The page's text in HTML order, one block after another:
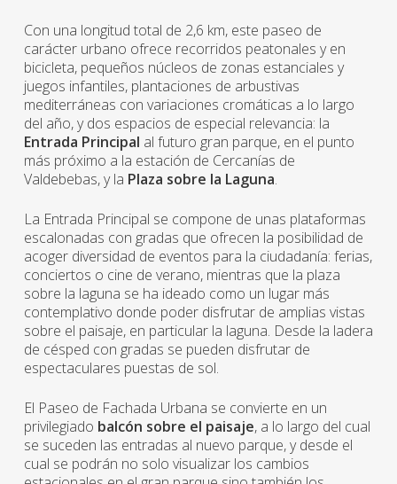
Con una longitud total de 2,6 km, este paseo de
carácter urbano ofrece recorridos peatonales y en
bicicleta, pequeños núcleos de zonas estanciales y
juegos infantiles, plantaciones de arbustivas
mediterráneas con variaciones cromáticas a lo largo
del año, y dos espacios de especial relevancia: la
Entrada Principal al futuro gran parque, en el punto
más próximo a la estación de Cercanías de
Valdebebas, y la Plaza sobre la Laguna.
La Entrada Principal se compone de unas plataformas
escalonadas con gradas que ofrecen la posibilidad de
acoger diversidad de eventos para la ciudadanía: ferias,
conciertos o cine de verano, mientras que la plaza
sobre la laguna se ha ideado como un lugar más
contemplativo donde poder disfrutar de amplias vistas
sobre el paisaje, en particular la laguna. Desde la ladera
de césped con gradas se pueden disfrutar de
espectaculares puestas de sol.
El Paseo de Fachada Urbana se convierte en un
privilegiado balcón sobre el paisaje, a lo largo del cual
se suceden las entradas al nuevo parque, y desde el
cual se podrán no solo visualizar los cambios